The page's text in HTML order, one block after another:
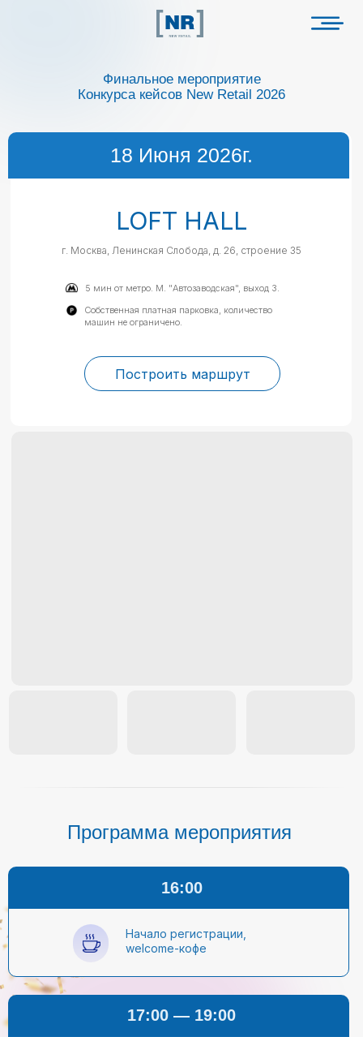
Финальное мероприятие
Конкурса кейсов New Retail 2026
LOFT HALL
Собственная платная парковка, количество
машин не ограничено.
г. Москва, Ленинская Слобода, д. 26, строение 35
5 мин от метро. М. "Автозаводская", выход 3.
18 Июня 2026г.
Построить маршрут
17:00 — 19:00
Начало регистрации,
welcome-кофе
16:00
Программа мероприятия